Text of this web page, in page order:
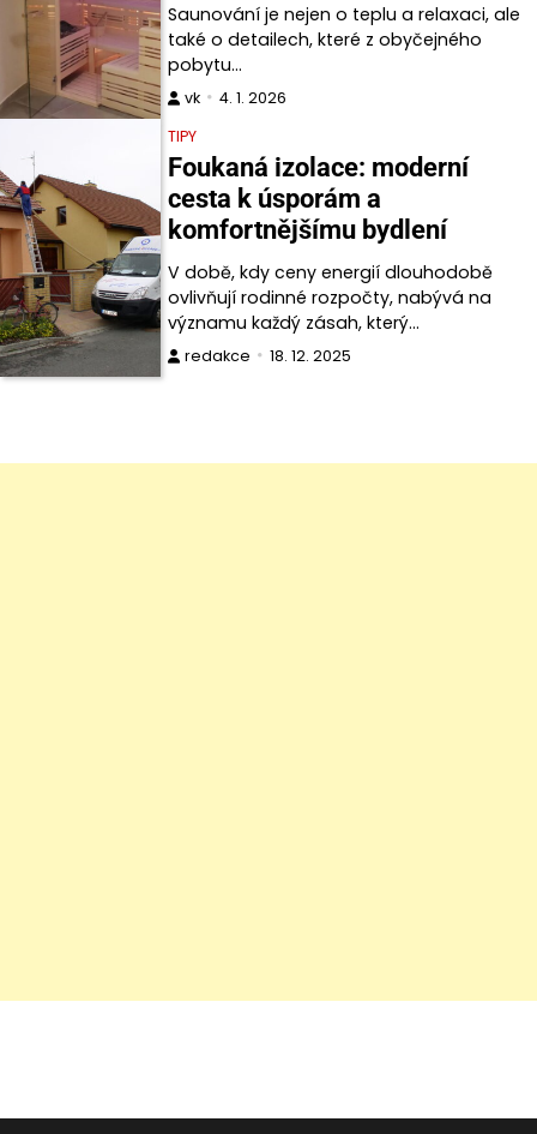
Saunování je nejen o teplu a relaxaci, ale
také o detailech, které z obyčejného
pobytu…
vk
4. 1. 2026
TIPY
Foukaná izolace: moderní
cesta k úsporám a
komfortnějšímu bydlení
V době, kdy ceny energií dlouhodobě
ovlivňují rodinné rozpočty, nabývá na
významu každý zásah, který…
redakce 18. 12. 2025